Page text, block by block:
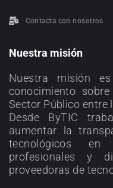
Contacta con nosotros
Nuestra misión
Nuestra misión
conocimiento
Sector Público entre
Desde ByTIC
aumentar la
tecnológicos
profesionales y
proveedoras de